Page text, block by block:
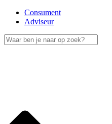
Consument
Adviseur